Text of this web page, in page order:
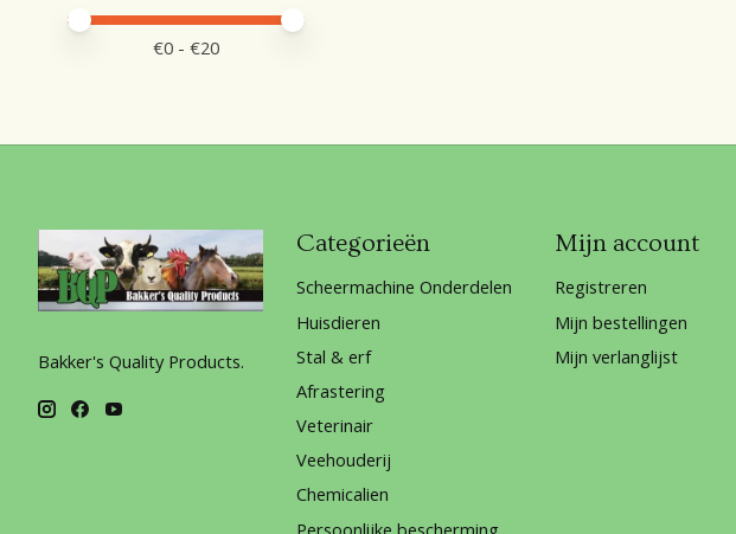
Minimale prijswaarde
Price maximum value
€0 - €20
Bakker's Quality Products.
Categorieën
Scheermachine Onderdelen
Huisdieren
Stal & erf
Afrastering
Veterinair
Veehouderij
Chemicalien
Persoonlijke bescherming
Mijn account
Registreren
Mijn bestellingen
Mijn verlanglijst